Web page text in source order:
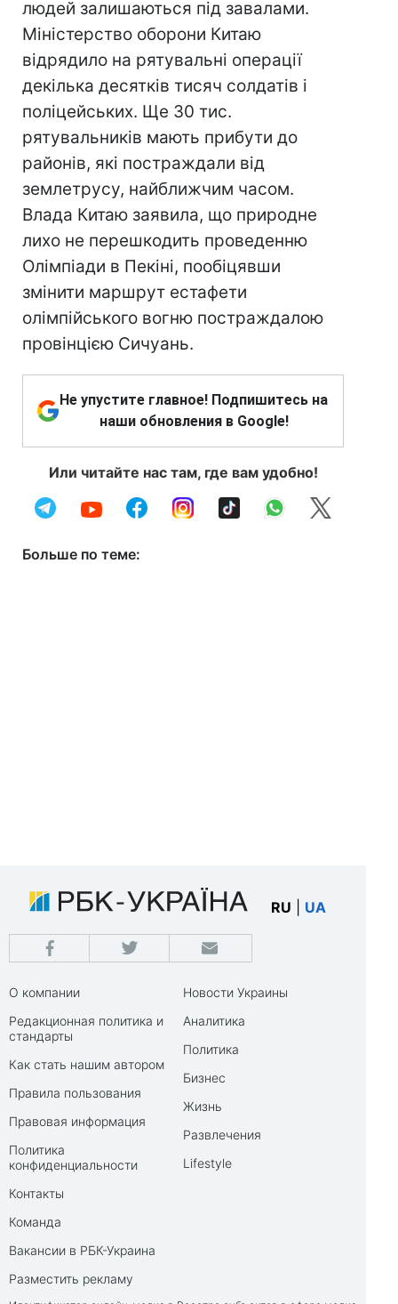
людей залишаються під завалами.
Міністерство оборони Китаю
відрядило на рятувальні операції
декілька десятків тисяч солдатів і
поліцейських. Ще 30 тис.
рятувальників мають прибути до
районів, які постраждали від
землетрусу, найближчим часом.
Влада Китаю заявила, що природне
лихо не перешкодить проведенню
Олімпіади в Пекіні, пообіцявши
змінити маршрут естафети
олімпійського вогню постраждалою
провінцією Сичуань.
Не упустите главное! Подпишитесь на
наши обновления в Google!
Или читайте нас там, где вам удобно!
Больше по теме:
RU UA
О компании
Редакционная политика и
стандарты
Как стать нашим автором
Правила пользования
Правовая информация
Политика
конфиденциальности
Контакты
Команда
Вакансии в РБК-Украина
Разместить рекламу
Новости Украины
Аналитика
Политика
Бизнес
Жизнь
Развлечения
Lifestyle